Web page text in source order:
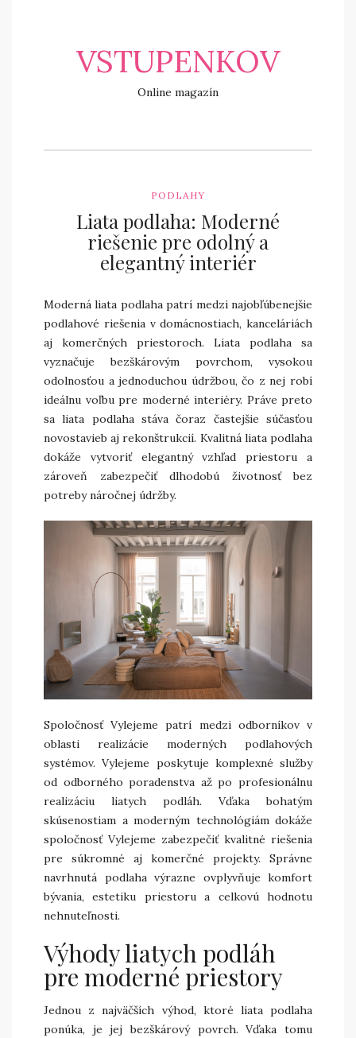
VSTUPENKOV
Online magazín
PODLAHY
Liata podlaha: Moderné
riešenie pre odolný a
elegantný interiér
Moderná liata podlaha patrí medzi najobľúbenejšie
podlahové riešenia v domácnostiach, kanceláriách
aj komerčných priestoroch. Liata podlaha sa
vyznačuje bezškárovým povrchom, vysokou
odolnosťou a jednoduchou údržbou, čo z nej robí
ideálnu voľbu pre moderné interiéry. Práve preto
sa liata podlaha stáva čoraz častejšie súčasťou
novostavieb aj rekonštrukcií. Kvalitná liata podlaha
dokáže vytvoriť elegantný vzhľad priestoru a
zároveň zabezpečiť dlhodobú životnosť bez
potreby náročnej údržby.
Spoločnosť Vylejeme patrí medzi odborníkov v
oblasti realizácie moderných podlahových
systémov. Vylejeme poskytuje komplexné služby
od odborného poradenstva až po profesionálnu
realizáciu liatych podláh. Vďaka bohatým
skúsenostiam a moderným technológiám dokáže
spoločnosť Vylejeme zabezpečiť kvalitné riešenia
pre súkromné aj komerčné projekty. Správne
navrhnutá podlaha výrazne ovplyvňuje komfort
bývania, estetiku priestoru a celkovú hodnotu
nehnuteľnosti.
Výhody liatych podláh
pre moderné priestory
Jednou z najväčších výhod, ktoré liata podlaha
ponúka, je jej bezškárový povrch. Vďaka tomu